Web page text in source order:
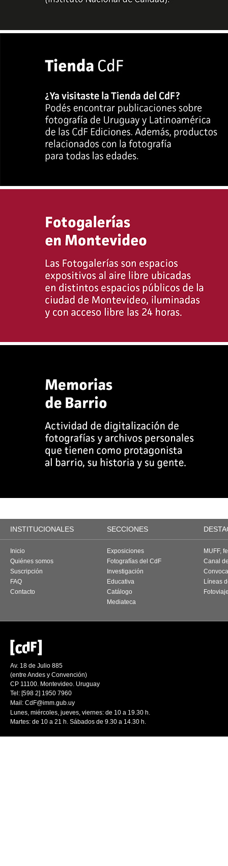
INSTITUCIONALES SECCIONES
Inicio
Quiénes somos
Suscripción
FAQ
Contacto
Exposiciones
Fotografías del CdF
Investigación
Educativa
Catálogo
Mediateca
MUFF,
Canal
Líneas
Av. 18 de Julio 885
(entre Andes y Convención)
CP 11100. Montevideo. Uruguay
Tel: [598 2] 1950 7960
Mail: CdF@imm.gub.uy
Lunes, miércoles, jueves, viernes: de 10 a 19.30 h.
Martes: de 10 a 21 h. Sábados de 9.30 a 14.30 h.